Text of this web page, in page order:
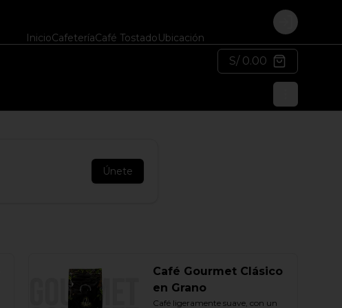
InicioCafeteríaCafé TostadoUbicación
Login
S/ 0.00
Únete
Café Gourmet Clásico
en Grano
Café ligeramente suave, con un